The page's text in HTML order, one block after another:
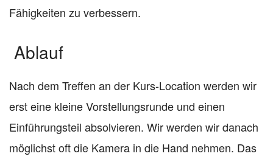
Fähigkeiten zu verbessern.
Ablauf
Nach dem Treffen an der Kurs-Location werden wir
erst eine kleine Vorstellungsrunde und einen
Einführungsteil absolvieren. Wir werden wir danach
möglichst oft die Kamera in die Hand nehmen. Das